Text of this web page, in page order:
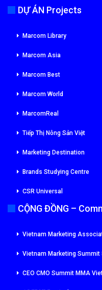
DỰ ÁN Projects
Marcom Library
Marcom Asia
Marcom Best
Marcom World
MarcomReal
Tiếp Thị Nông Sản Việt
Marketing Destination
Brands Studying Centre
CSR Universal
CỘNG ĐỒNG –
Vietnam Marketing
Vietnam Marketing Summit
CEO CMO Summit MMA